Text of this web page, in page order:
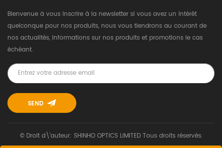
Bienvenue à vous inscrire à la newsletter si vous avez un intérêt
quelconque pour nos produits, nous vous tiendrons au courant de
nos actualités, informations sur nos produits et promotions le cas
échéant.
© Droit d\'auteur: SHINHO OPTICS LIMITED Tous droits réservés.